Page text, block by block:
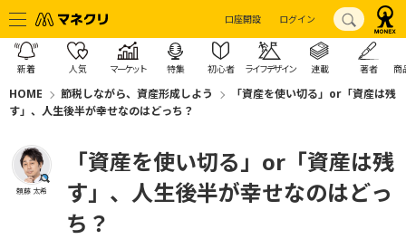
口座開設 ログイン
新着 人気 マーケット 特集 初心者 ライフデザイン 連載 著者 商
HOME 節税しながら、資産形成しよう
「資産を使い切る」or「資産は残
す」、人生後半が幸せなのはどっち？
頼藤 太希
「資産を使い切る」or「資産は残
す」、人生後半が幸せなのはどっ
ち？